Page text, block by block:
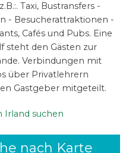
Taxi, Bustransfers -
- Besucherattraktionen -
Cafés und Pubs. Eine
steht den Gästen zur
Verbindungen mit
über Privatlehrern
Gastgeber mitgeteilt.
Irland suchen
nach Karte